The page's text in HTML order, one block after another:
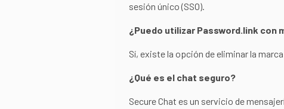
sesión único (SSO).
¿Puedo utilizar Password.link con
Sí, existe la opción de eliminar la
¿Qué es el chat seguro?
Secure Chat es un servicio de